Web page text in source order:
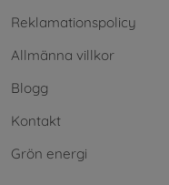
Reklamationspolicy
Allmänna villkor
Blogg
Kontakt
Grön energi